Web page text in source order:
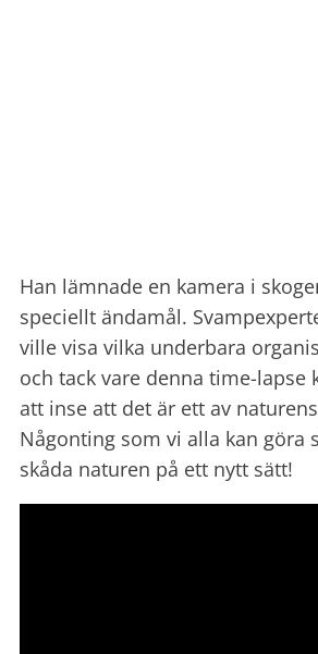
Han lämnade en kamera i
speciellt ändamål.
ville visa vilka underbara
och tack vare denna time-lapse
att inse att det är ett av
Någonting som vi alla kan göra
skåda naturen på ett nytt sätt!